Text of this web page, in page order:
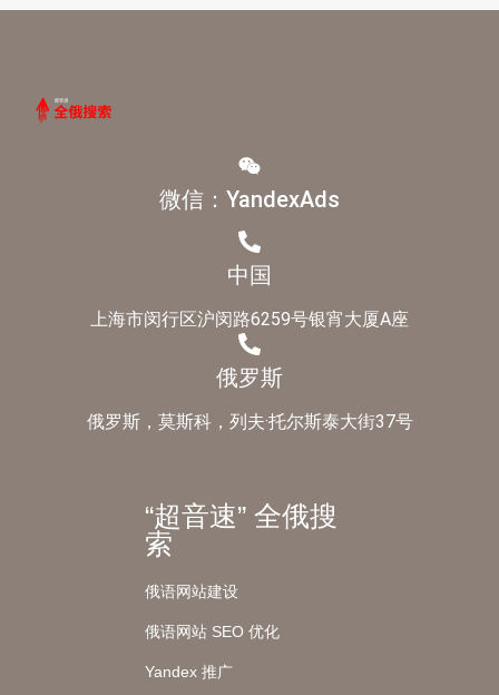
微信：YandexAds
中国
上海市闵行区沪闵路6259号银宵大厦A座
俄罗斯
俄罗斯，莫斯科，列夫·托尔斯泰大街37号
“超音速” 全俄搜
索
俄语网站建设
俄语网站 SEO 优化
Yandex 推广